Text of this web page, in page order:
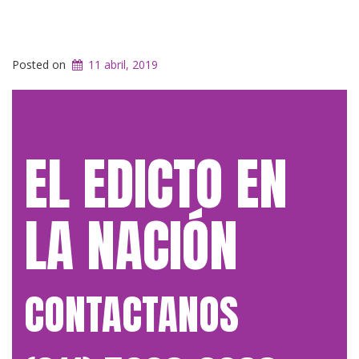
Posted on 11 abril, 2019
EL EDICTO EN
LA NACIÓN
CONTACTANOS